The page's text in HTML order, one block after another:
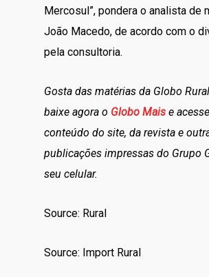
Mercosul”, pondera o analista de
João Macedo, de acordo com o
pela consultoria.
Gosta das matérias da Globo
baixe agora o Globo Mais e
conteúdo do site, da revista e
publicações impressas do Grupo
seu celular.
Source: Rural
Source: Import Rural